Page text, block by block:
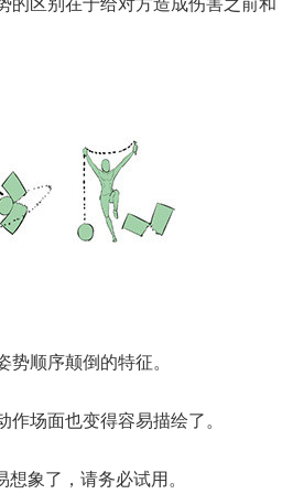
区别在于给对方造成伤害之前和
顺序颠倒的特征。
场面也变得容易描绘了。
象了，请务必试用。